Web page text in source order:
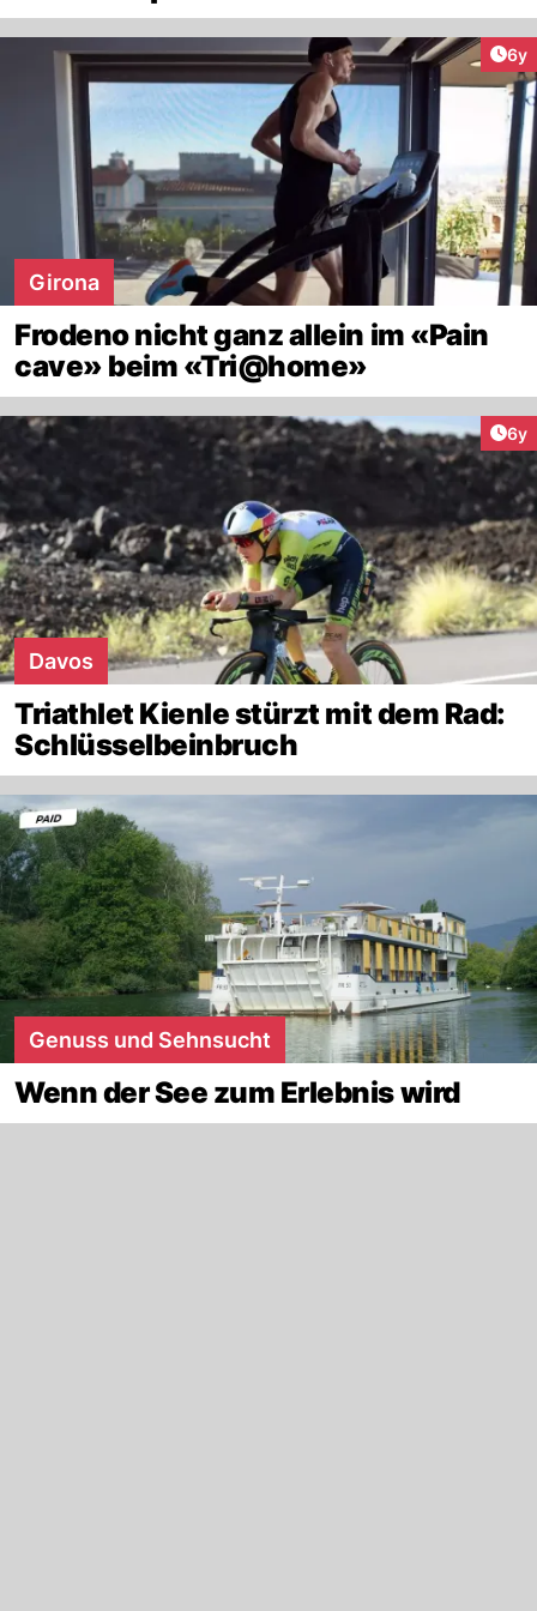
6y
Girona
Frodeno nicht ganz allein im «Pain
cave» beim «Tri@home»
6y
Davos
Triathlet Kienle stürzt mit dem Rad:
Schlüsselbeinbruch
Genuss und Sehnsucht
Wenn der See zum Erlebnis wird